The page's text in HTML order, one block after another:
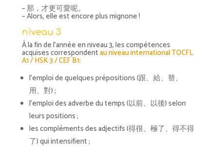
– 那，才更可愛呢。
– Alors, elle est encore plus mignone !
niveau 3
À la fin de l’année en niveau 3, les compétences
acquises correspondentau niveau international TOCFL
A1 / HSK 3 / CEF B1:
l’emploi de quelques prépositions (跟、給、替、
用、對) ;
l’emploi des adverbe du temps (以前、以後) selon
leurs positions ;
les compléments des adjectifs (得很、極了、得不得
了) qui intensifient ;